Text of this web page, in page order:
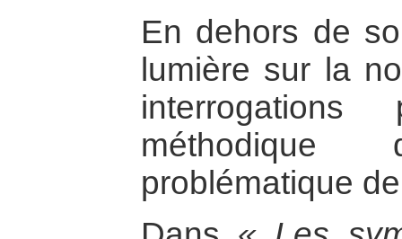
En dehors de
lumière sur la
interrogations
problématique